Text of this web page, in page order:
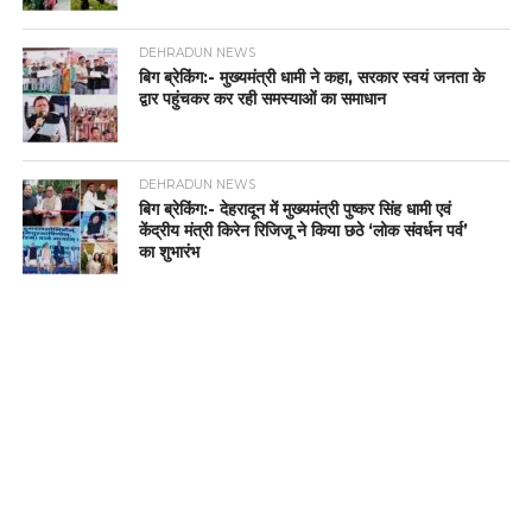
DEHRADUN NEWS
बिग ब्रेकिंग:- मुख्यमंत्री धामी ने कहा, सरकार स्वयं जनता के
द्वार पहुंचकर कर रही समस्याओं का समाधान
DEHRADUN NEWS
बिग ब्रेकिंग:- देहरादून में मुख्यमंत्री पुष्कर सिंह धामी एवं
केंद्रीय मंत्री किरेन रिजिजू ने किया छठे ‘लोक संवर्धन पर्व’
का शुभारंभ